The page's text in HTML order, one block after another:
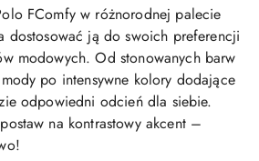
FComfy w różnorodnej palecie
dostosować ją do swoich preferencji
modowych. Od stonowanych barw
po intensywne kolory dodające
odpowiedni odcień dla siebie.
na kontrastowy akcent –